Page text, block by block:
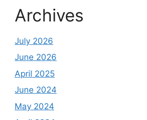
Archives
July 2026
June 2026
April 2025
June 2024
May 2024